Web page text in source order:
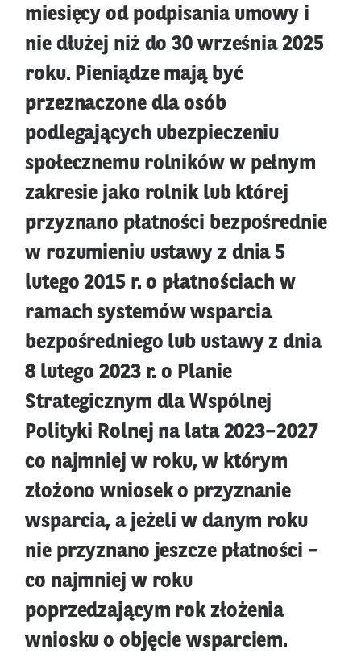
miesięcy od podpisania umowy i
nie dłużej niż do 30 września 2025
roku. Pieniądze mają być
przeznaczone dla osób
podlegających ubezpieczeniu
społecznemu rolników w pełnym
zakresie jako rolnik lub której
przyznano płatności bezpośrednie
w rozumieniu ustawy z dnia 5
lutego 2015 r. o płatnościach w
ramach systemów wsparcia
bezpośredniego lub ustawy z dnia
8 lutego 2023 r. o Planie
Strategicznym dla Wspólnej
Polityki Rolnej na lata 2023–2027
co najmniej w roku, w którym
złożono wniosek o przyznanie
wsparcia, a jeżeli w danym roku
nie przyznano jeszcze płatności –
co najmniej w roku
poprzedzającym rok złożenia
wniosku o objęcie wsparciem.